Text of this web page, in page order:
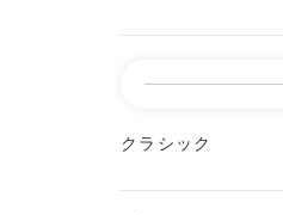
クラシック